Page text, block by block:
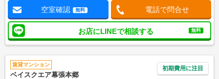
空室確認 無料 電話で問合せ
お店にLINEで相談する 無料
賃貸マンション
ベイスクエア幕張本郷
初期費用に注目